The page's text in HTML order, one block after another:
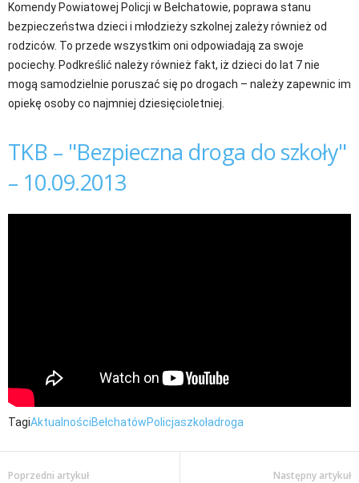
Komendy Powiatowej Policji w Bełchatowie, poprawa stanu
bezpieczeństwa dzieci i młodzieży szkolnej zależy również od
rodziców. To przede wszystkim oni odpowiadają za swoje
pociechy. Podkreślić należy również fakt, iż dzieci do lat 7 nie
mogą samodzielnie poruszać się po drogach – należy zapewnic im
opiekę osoby co najmniej dziesięcioletniej.
TKB – "Bezpieczna droga do szkoły"
– 10.09.2013
TagiAktualnościBełchatówPolicjaszkoładroga
Poprzedni artykuł Następny artykuł